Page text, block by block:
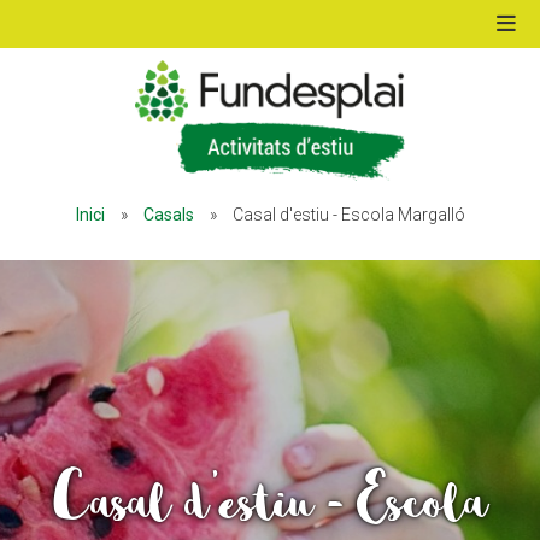
Inici » Casals » Casal d'estiu - Escola Margalló
Casal d'estiu - Escola
ACTIVITATS D'ESTIU
ALBERG CENTRE ESPLAI
FORMACIÓ